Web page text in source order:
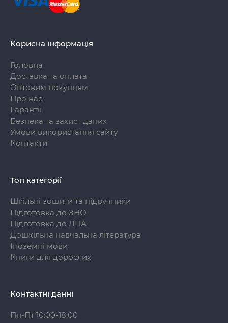
Корисна інформація
Головна
Доставка та оплата
Оптовим покупцям
Про нас
Гарантії
Безпека та захист даних
Умови використання сайту
Контакти
Топ категорії
Шкільні зошити та підручники
Підготовка до ЗНО
Підготовка до ДПА
Дошкільна навчальна література
Іноземні мови
Книги для дорослих
Контактні данні
Пн-Пт 10:00-18:00